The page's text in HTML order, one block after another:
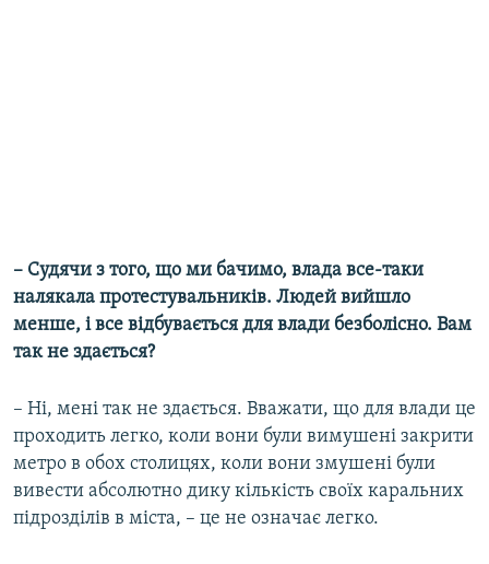
– Судячи з того, що ми бачимо, влада все-таки
налякала протестувальників. Людей вийшло
менше, і все відбувається для влади безболісно. Вам
так не здається?
– Ні, мені так не здається. Вважати, що для влади це
проходить легко, коли вони були вимушені закрити
метро в обох столицях, коли вони змушені були
вивести абсолютно дику кількість своїх каральних
підрозділів в міста, – це не означає легко.